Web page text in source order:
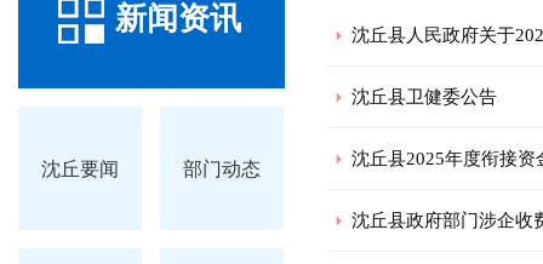
新闻资讯
沈丘要闻 部门动态
沈丘县人民政府关于
沈丘县卫健委公告
沈丘县2025年度衔接
沈丘县政府部门涉企收